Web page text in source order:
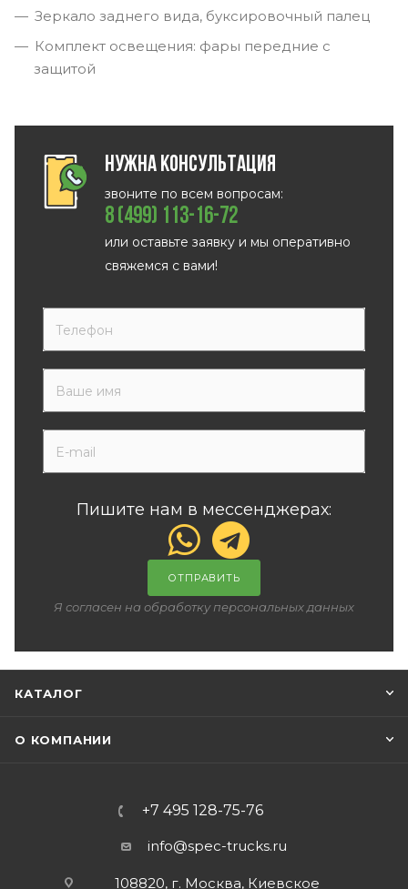
Зеркало заднего вида, буксировочный палец
Комплект освещения: фары передние с
защитой
Нужна консультация
звоните по всем вопросам:
8 (499) 113-16-72
или оставьте заявку и мы оперативно
свяжемся с вами!
Пишите нам в мессенджерах:
ОТПРАВИТЬ
Я согласен на обработку персональных данных
КАТАЛОГ
О КОМПАНИИ
+7 495 128-75-76
info@spec-trucks.ru
108820, г. Москва, Киевское